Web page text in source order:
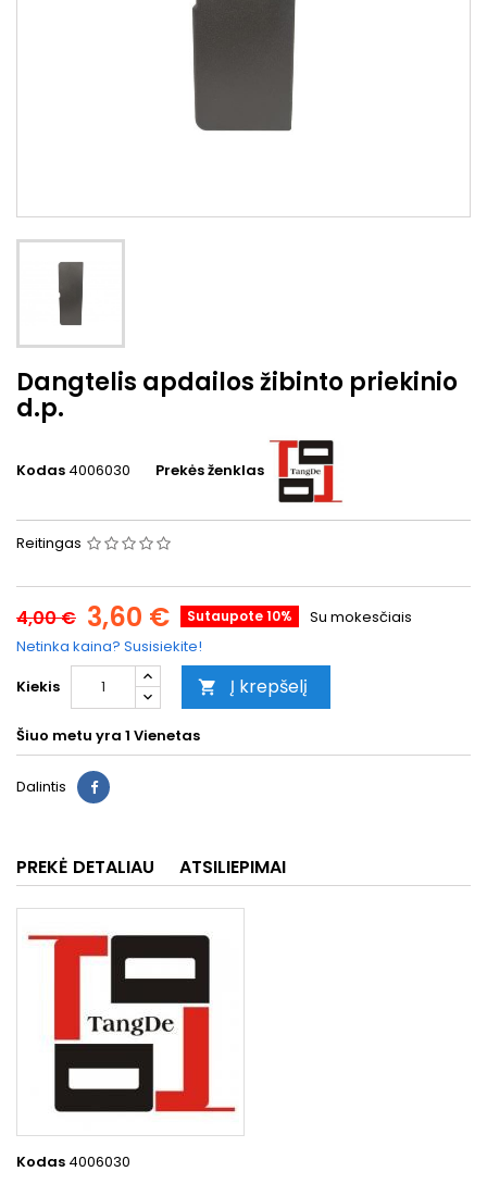
Dangtelis apdailos žibinto priekinio
d.p.
Kodas 4006030 Prekės ženklas
Reitingas
4,00 € 3,60 € Sutaupote 10%
Su mokesčiais
Netinka kaina? Susisiekite!
Kiekis
 Į krepšelį
Šiuo metu yra 1 Vienetas
Dalintis
PREKĖ DETALIAU ATSILIEPIMAI
Kodas 4006030